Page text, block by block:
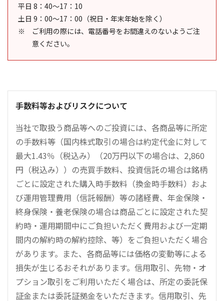
平日 8：40～17：10
土日 9：00～17：00（祝日・年末年始を除く）
ご利用の際には、電話番号をお間違えのないようご注
意ください。
手数料等およびリスクについて
当社で取扱う商品等へのご投資には、各商品等に所定
の手数料等（国内株式取引の場合は約定代金に対して
最大1.43％（税込み）（20万円以下の場合は、2,860
円（税込み））の売買手数料、投資信託の場合は銘柄
ごとに設定された購入時手数料（換金時手数料）およ
び運用管理費用（信託報酬）等の諸経費、年金保険・
終身保険・養老保険の場合は商品ごとに設定された契
約時・運用期間中にご負担いただく費用および一定期
間内の解約時の解約控除、等）をご負担いただく場合
があります。また、各商品等には価格の変動等による
損失が生じるおそれがあります。信用取引、先物・オ
プション取引をご利用いただく場合は、所定の委託保
証金または委託証拠金をいただきます。信用取引、先